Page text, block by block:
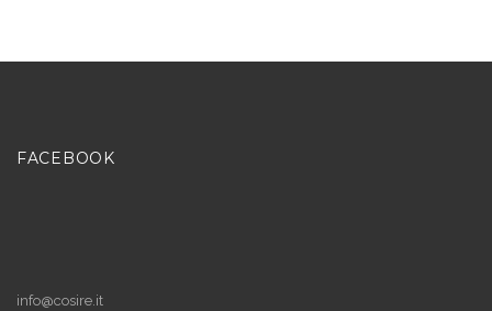
FACEBOOK
info@cosire.it